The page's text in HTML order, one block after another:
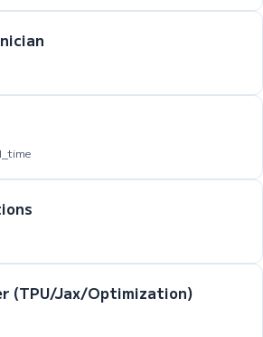
(TPU/Jax/Optimization)